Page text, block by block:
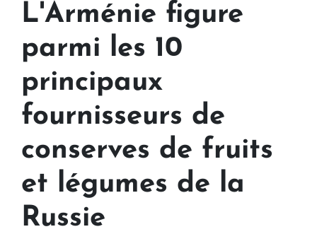
L'Arménie figure
parmi les 10
principaux
fournisseurs de
conserves de fruits
et légumes de la
Russie